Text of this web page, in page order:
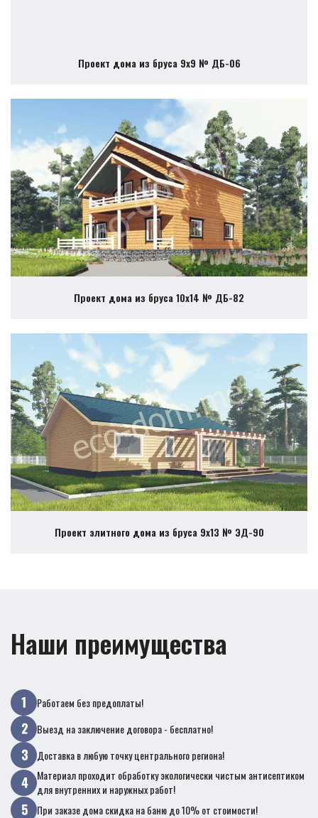
Проект дома из бруса 9х9 № ДБ-06
Проект дома из бруса 10х14 № ДБ-82
Проект элитного дома из бруса 9х13 № ЭД-90
Наши преимущества
Работаем без предоплаты!
Выезд на заключение договора - бесплатно!
Доставка в любую точку центрального региона!
Материал проходит обработку экологически чистым антисептиком
для внутренних и наружных работ!
При заказе дома скидка на баню до 10% от стоимости!